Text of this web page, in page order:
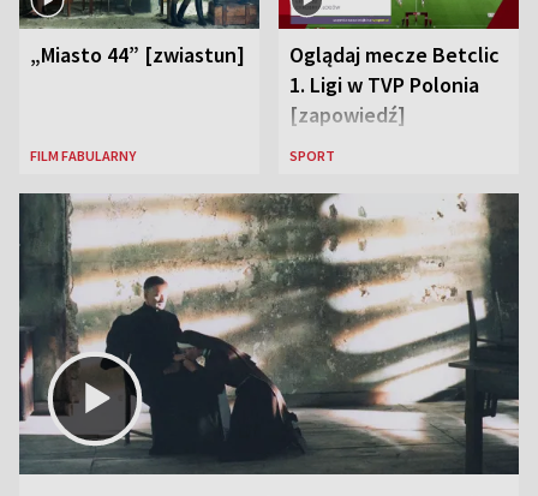
„Miasto 44” [zwiastun]
FILM FABULARNY
Oglądaj mecze Betclic
1. Ligi w TVP Polonia
[zapowiedź]
SPORT